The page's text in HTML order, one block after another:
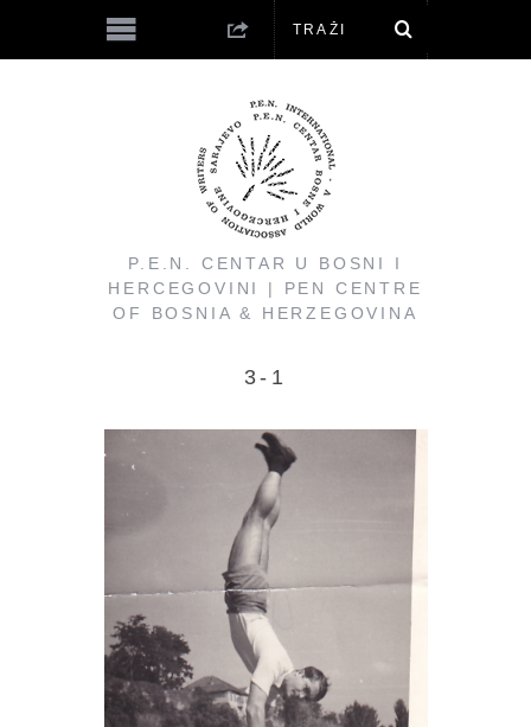
P.E.N. CENTAR U BOSNI I
HERCEGOVINI | PEN CENTRE
OF BOSNIA & HERZEGOVINA
3-1